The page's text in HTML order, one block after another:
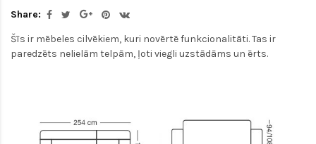
Share:
Šīs ir mēbeles cilvēkiem, kuri novērtē funkcionalitāti. Tas ir
paredzēts nelielām telpām, ļoti viegli uzstādāms un ērts.